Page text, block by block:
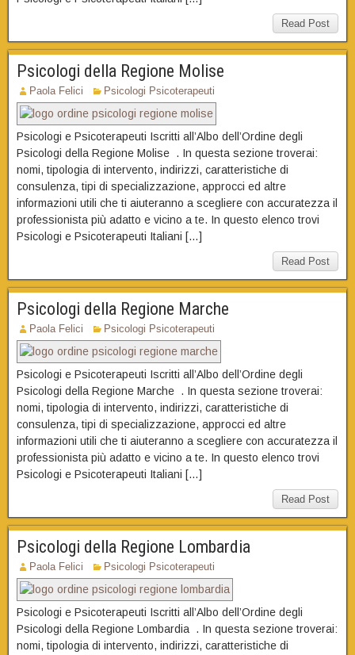
Read Post
Psicologi della Regione Molise
Paola Felici Psicologi Psicoterapeuti
Psicologi e Psicoterapeuti Iscritti all’Albo dell’Ordine degli
Psicologi della Regione Molise . In questa sezione troverai:
nomi, tipologia di intervento, indirizzi, caratteristiche di
consulenza, tipi di specializzazione, approcci ed altre
informazioni utili che ti aiuteranno a scegliere con accuratezza il
professionista più adatto e vicino a te. In questo elenco trovi
Psicologi e Psicoterapeuti Italiani […]
Read Post
Psicologi della Regione Marche
Paola Felici Psicologi Psicoterapeuti
Psicologi e Psicoterapeuti Iscritti all’Albo dell’Ordine degli
Psicologi della Regione Marche . In questa sezione troverai:
nomi, tipologia di intervento, indirizzi, caratteristiche di
consulenza, tipi di specializzazione, approcci ed altre
informazioni utili che ti aiuteranno a scegliere con accuratezza il
professionista più adatto e vicino a te. In questo elenco trovi
Psicologi e Psicoterapeuti Italiani […]
Read Post
Psicologi della Regione Lombardia
Paola Felici Psicologi Psicoterapeuti
Psicologi e Psicoterapeuti Iscritti all’Albo dell’Ordine degli
Psicologi della Regione Lombardia . In questa sezione troverai:
nomi, tipologia di intervento, indirizzi, caratteristiche di